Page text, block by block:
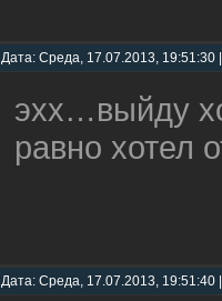
Дата: Среда, 17.07.2013,
эхх…выйду
равно хотел
Дата: Среда, 17.07.2013,